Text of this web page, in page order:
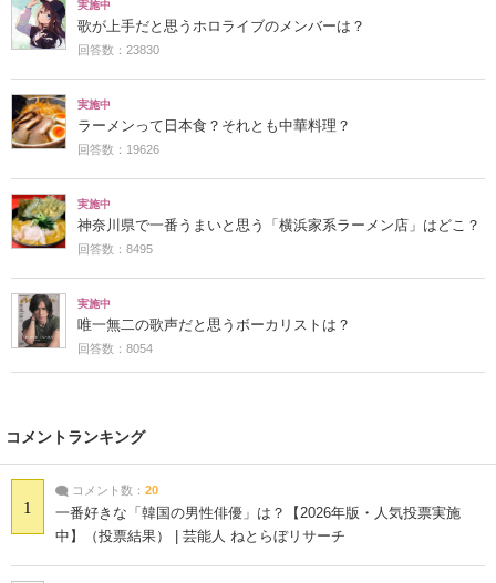
実施中
歌が上手だと思うホロライブのメンバーは？
回答数：23830
実施中
ラーメンって日本食？それとも中華料理？
回答数：19626
実施中
神奈川県で一番うまいと思う「横浜家系ラーメン店」はどこ？
回答数：8495
実施中
唯一無二の歌声だと思うボーカリストは？
回答数：8054
コメントランキング
1
コメント数： 20
一番好きな「韓国の男性俳優」は？【2026年版・人気投票実施
中】（投票結果） | 芸能人 ねとらぼリサーチ